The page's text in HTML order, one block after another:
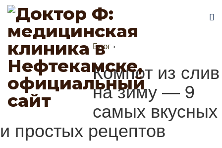
Блог ›
Компот из слив
на зиму — 9
самых вкусных
и простых рецептов